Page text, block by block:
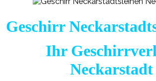
Geschirr
Ihr
Neckarstadt